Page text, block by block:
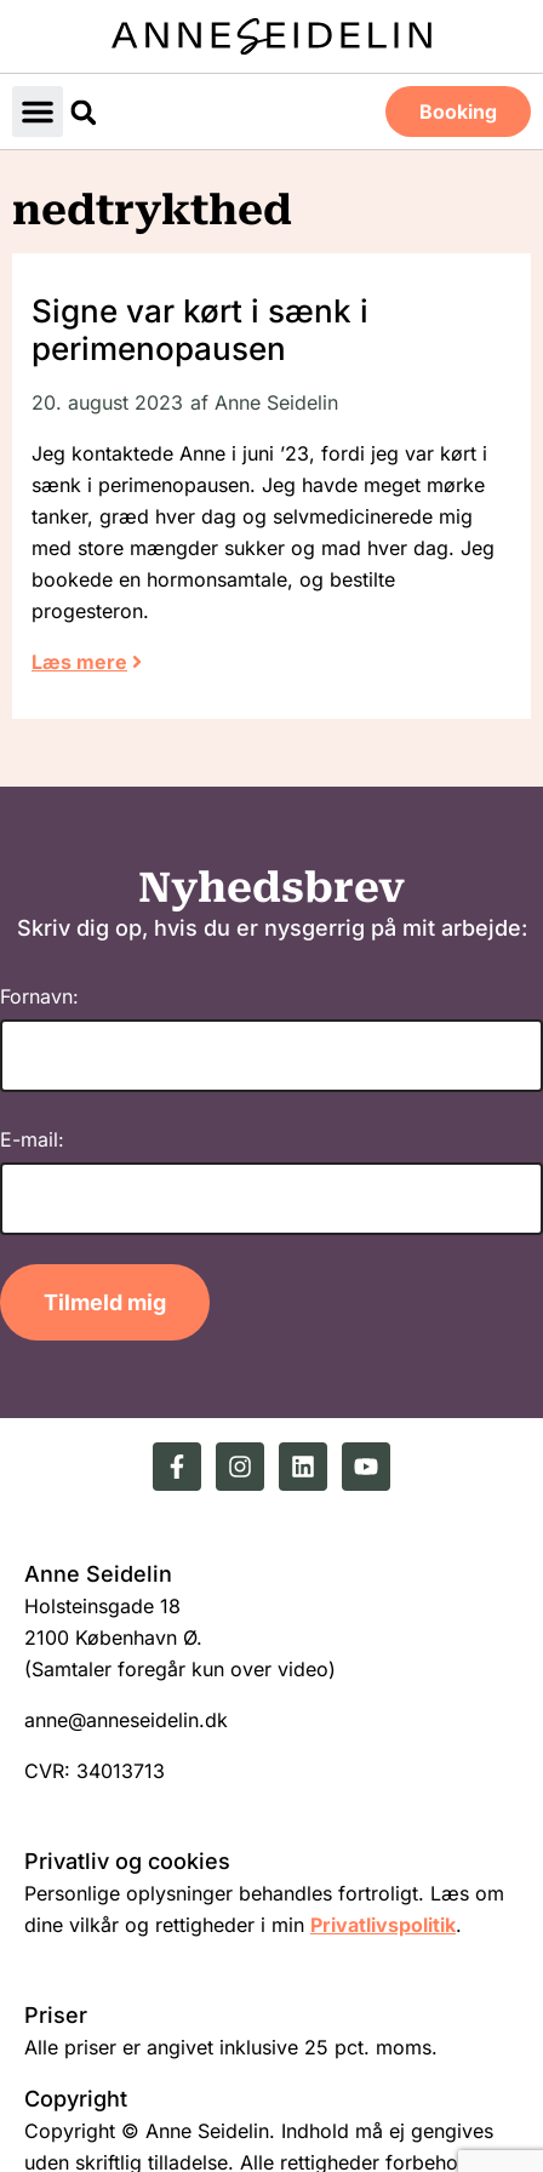
Booking
nedtrykthed
Signe var kørt i sænk i
perimenopausen
20. august 2023 af Anne Seidelin
Jeg kontaktede Anne i juni ’23, fordi jeg var kørt i
sænk i perimenopausen. Jeg havde meget mørke
tanker, græd hver dag og selvmedicinerede mig
med store mængder sukker og mad hver dag. Jeg
bookede en hormonsamtale, og bestilte
progesteron.
Læs mere
Nyhedsbrev
Skriv dig op, hvis du er nysgerrig på mit arbejde:
Fornavn:
E-mail:
Tilmeld mig
Anne Seidelin
Holsteinsgade 18
2100 København Ø.
(Samtaler foregår kun over video)
anne@anneseidelin.dk
CVR: 34013713
Privatliv og cookies
Personlige oplysninger behandles fortroligt. Læs om
dine vilkår og rettigheder i min Privatlivspolitik.
Priser
Alle priser er angivet inklusive 25 pct. moms.
Copyright
Copyright © Anne Seidelin. Indhold må ej gengives
uden skriftlig tilladelse. Alle rettigheder forbeholdes.